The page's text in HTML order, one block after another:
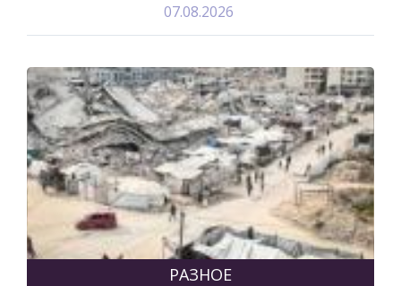
07.08.2026
РАЗНОЕ